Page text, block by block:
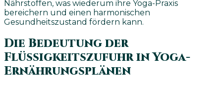
Nährstoffen, was wiederum ihre Yoga-Praxis
bereichern und einen harmonischen
Gesundheitszustand fördern kann.
Die Bedeutung der
Flüssigkeitszufuhr in Yoga-
Ernährungsplänen